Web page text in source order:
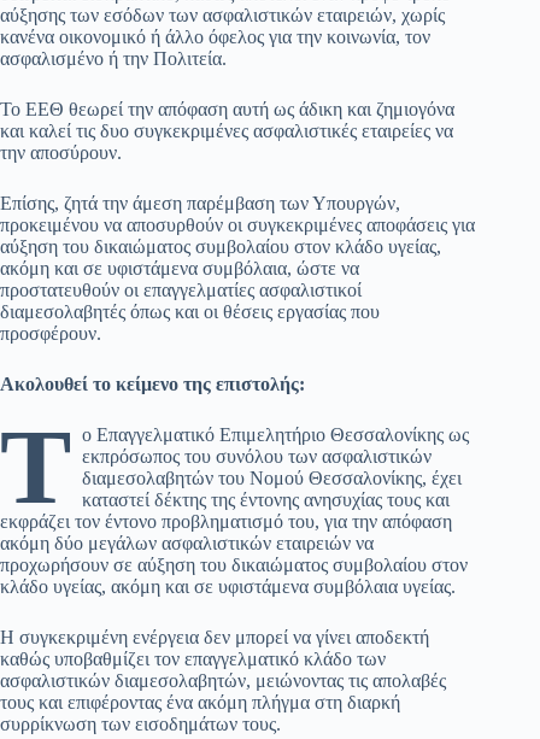
αύξησης των εσόδων των ασφαλιστικών εταιρειών, χωρίς
κανένα οικονομικό ή άλλο όφελος για την κοινωνία, τον
ασφαλισμένο ή την Πολιτεία.
Το ΕΕΘ θεωρεί την απόφαση αυτή ως άδικη και ζημιογόνα
και καλεί τις δυο συγκεκριμένες ασφαλιστικές εταιρείες να
την αποσύρουν.
Επίσης, ζητά την άμεση παρέμβαση των Υπουργών,
προκειμένου να αποσυρθούν οι συγκεκριμένες αποφάσεις για
αύξηση του δικαιώματος συμβολαίου στον κλάδο υγείας,
ακόμη και σε υφιστάμενα συμβόλαια, ώστε να
προστατευθούν οι επαγγελματίες ασφαλιστικοί
διαμεσολαβητές όπως και οι θέσεις εργασίας που
προσφέρουν.
Ακολουθεί το κείμενο της επιστολής:
Τ ο Επαγγελματικό Επιμελητήριο Θεσσαλονίκης ως
εκπρόσωπος του συνόλου των ασφαλιστικών
διαμεσολαβητών του Νομού Θεσσαλονίκης, έχει
καταστεί δέκτης της έντονης ανησυχίας τους και
εκφράζει τον έντονο προβληματισμό του, για την απόφαση
ακόμη δύο μεγάλων ασφαλιστικών εταιρειών να
προχωρήσουν σε αύξηση του δικαιώματος συμβολαίου στον
κλάδο υγείας, ακόμη και σε υφιστάμενα συμβόλαια υγείας.
Η συγκεκριμένη ενέργεια δεν μπορεί να γίνει αποδεκτή
καθώς υποβαθμίζει τον επαγγελματικό κλάδο των
ασφαλιστικών διαμεσολαβητών, μειώνοντας τις απολαβές
τους και επιφέροντας ένα ακόμη πλήγμα στη διαρκή
συρρίκνωση των εισοδημάτων τους.